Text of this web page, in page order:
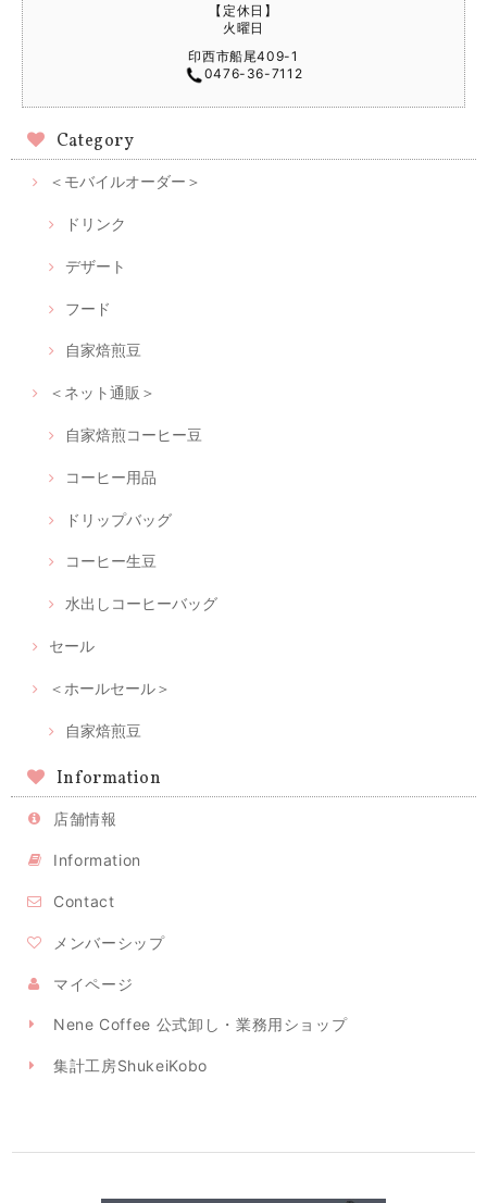
【定休日】
火曜日
印西市船尾409-1
0476-36-7112
Category
＜モバイルオーダー＞
ドリンク
デザート
フード
自家焙煎豆
＜ネット通販＞
自家焙煎コーヒー豆
コーヒー用品
ドリップバッグ
コーヒー生豆
水出しコーヒーバッグ
セール
＜ホールセール＞
自家焙煎豆
Information
店舗情報
Information
Contact
メンバーシップ
マイページ
Nene Coffee 公式卸し・業務用ショップ
集計工房ShukeiKobo